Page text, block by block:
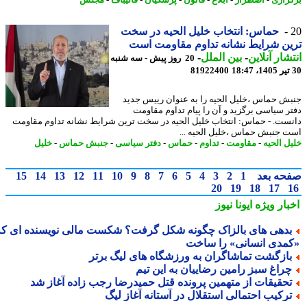
حماس: انتخاب خلیل الحیه در سخت
شرایط نشانه تداوم مقاومت است
آنلاین-بین الملل-
20 روز پیش - سه شنبه
81922400
حماس ،خلیل الحیه را به عنوان رییس جدید
سیاسی برگزید و آن را پیام تداوم مقاومت
- حماس: انتخاب خلیل الحیه در سخت ترین شرایط نشانه تداوم مقاومت
جنبش حماس ،خلیل الحیه ...
الحیه -مقاومت-تداوم- حماس-دفتر سیاسی-جنبش حماس-خلیل
بعد 1
2
3
4
5
6
7
8
9
10
11
12
13
14
15
17
18
19
20
ویژهایونا نیوز
های بالزاک چگونه شکل گرفت؟ شکست مالی نویسنده ای که
انسانی» را ساخت
تماشاگران به ورزشگاه های لیگ برتر
سبز رامین رضاییان به این تیم
از متهمین پرونده قتل حمیدرضا رجب زاده آغاز شد
احتمالی استقلال در آستانه آغاز لیگ